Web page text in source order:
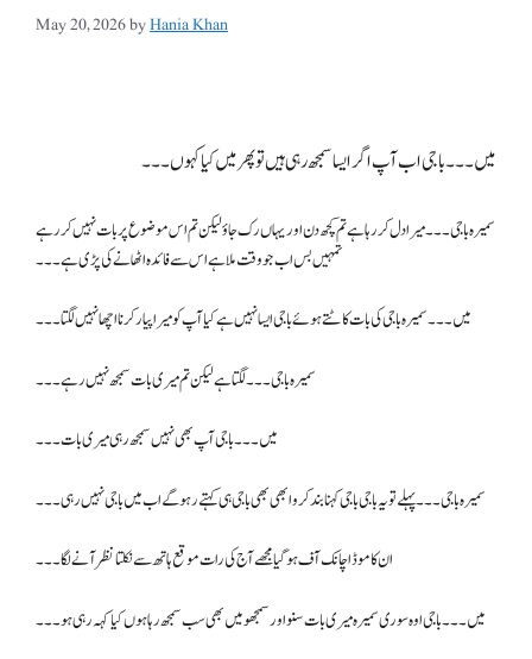
May 20, 2026byHania Khan
میں۔۔۔ باجی اب آپ اگر ایسا سمجھ رہی ہیں تو پھر میں کیا کہوں۔۔۔
سمیرہ باجی۔۔۔ میرا دل کر رہا ہے تم کچھ دن اور یہاں رک جاؤ لیکن تم اس موضوع پر بات نہیں کر رہے
تمہیں بس اب جو وقت ملا ہے اس سے فائدہ اٹھانے کی پڑی ہے۔۔۔
میں ۔۔۔ سمیرہ باجی کی بات کاٹتے ہوئے باجی ایسا نہیں ہے کیا آپ کو میرا پیار کرنا اچھا نہیں لگتا ۔۔۔
سمیرہ باجی۔۔۔ لگتا ہے لیکن تم میری بات سمجھ نہیں رہے۔۔۔
میں۔۔۔ باجی آپ بھی نہیں سمجھ رہی میری بات۔۔۔
سمیرہ باجی۔۔۔ پہلے تو یہ باجی باجی کہنا بند کرو ابھی بھی باجی ہی کہتے رہو گے اب میں باجی نہیں رہی ۔۔۔
ان کا موڈ اچانک آف ہو گیا مجھے آج کی رات موقع ہاتھ سے نکلتا نظر آنے لگا۔۔۔
میں ۔۔۔ باجی اوہ سوری سمیرہ میری بات سنو اور سمجھو میں بھی سب سمجھ رہا ہوں کیا کہہ رہی ہو ۔۔۔